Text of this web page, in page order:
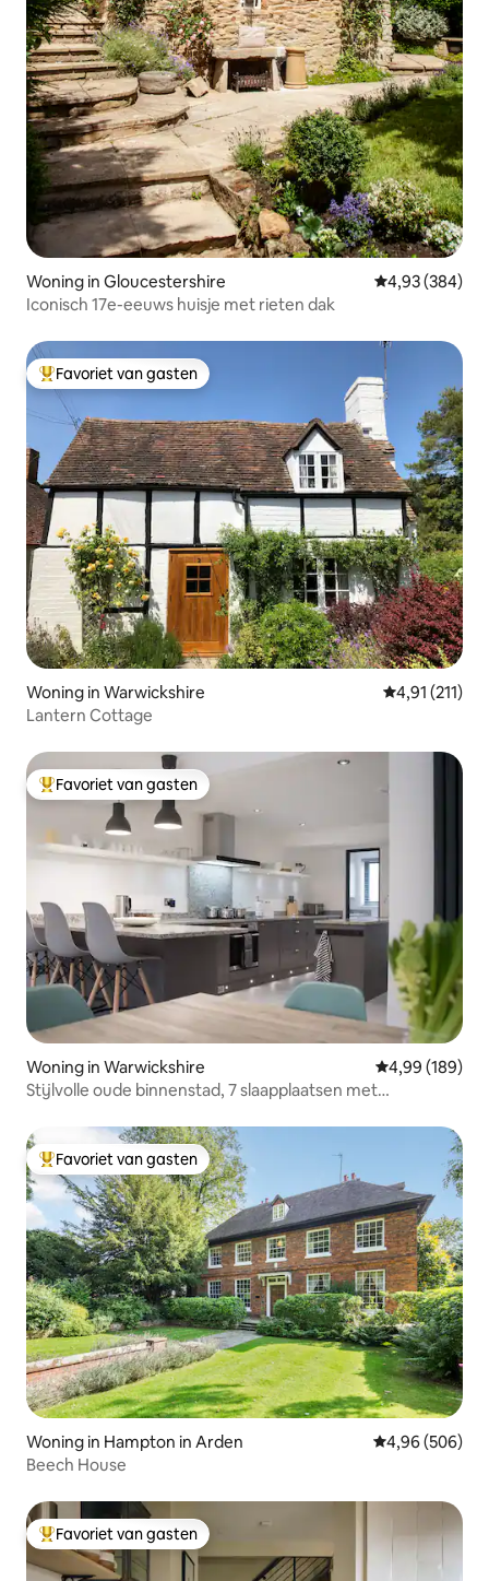
Woning in Gloucestershire Gemiddelde
4,93 (384)
Iconisch 17e-eeuws huisje met rieten dak
Topfavoriet van gasten
Favoriet van gasten
Woning in Warwickshire Gemiddelde
4,91 (211)
Lantern Cottage
Topfavoriet van gasten
Favoriet van gasten
Woning in Warwickshire Gemiddelde
4,99 (189)
Stijlvolle oude binnenstad, 7 slaapplaatsen met
Topfavoriet van gasten
Favoriet van gasten
Woning in Hampton in Arden Gemiddelde
4,96 (506)
Beech House
Topfavoriet van gasten
Favoriet van gasten